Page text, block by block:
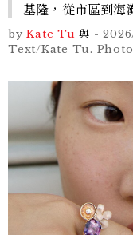
基隆，從市區到海
by Kate Tu 與 -
Text/Kate Tu.